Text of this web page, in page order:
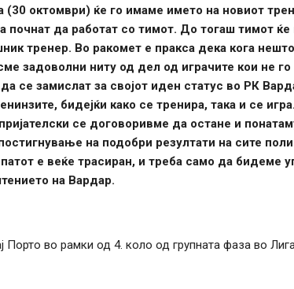
октомври) ќе го имаме името на новиот
почнат да работат со тимот. До тогаш тимот ќе
тренер. Во ракомет е пракса дека кога
задоволни ниту од дел од играчите кои не
се замислат за својот иден статус во РК
бидејќи како се тренира, така и се
се договоривме да остане и
на подобри резултати на сите
е веќе трасиран, и треба само да бидеме
на Вардар.
Порто во рамки од 4. коло од групната фаза во